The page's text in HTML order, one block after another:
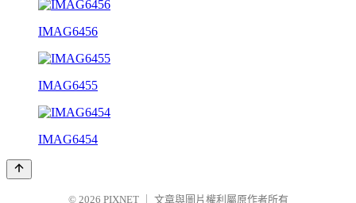
IMAG6456
IMAG6455
IMAG6454
© 2026 PIXNET 文章與圖片權利屬原作者所有